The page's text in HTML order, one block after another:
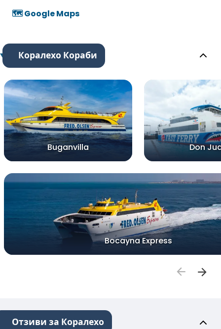
🗺️ Google Maps
Коралехо Кораби
Buganvilla Don
Bocayna Express
Отзиви за Коралехо